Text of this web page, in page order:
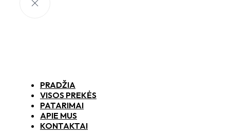
PRADŽIA
VISOS PREKĖS
PATARIMAI
APIE MUS
KONTAKTAI